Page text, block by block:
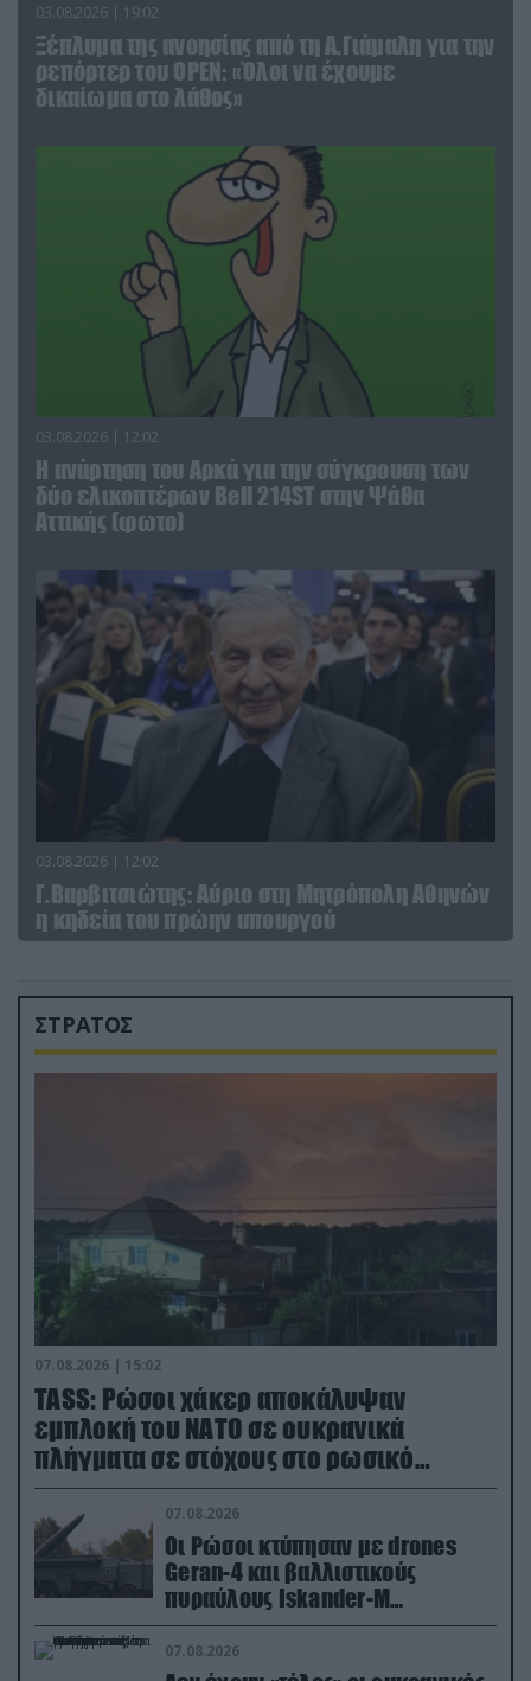
03.08.2026 | 19:02
Ξέπλυμα της ανοησίας από τη Α.Γιάμαλη για την
ρεπόρτερ του ΟΡΕΝ: «Όλοι να έχουμε
δικαίωμα στο λάθος»
03.08.2026 | 12:02
Η ανάρτηση του Αρκά για την σύγκρουση των
δύο ελικοπτέρων Bell 214ST στην Ψάθα
Αττικής (φωτο)
03.08.2026 | 12:02
Γ.Βαρβιτσιώτης: Aύριο στη Μητρόπολη Αθηνών
η κηδεία του πρώην υπουργού
ΣΤΡΑΤΟΣ
07.08.2026 | 15:02
TASS: Ρώσοι χάκερ αποκάλυψαν
εμπλοκή του ΝΑΤΟ σε ουκρανικά
πλήγματα σε στόχους στο ρωσικό
έδαφος!
07.08.2026
Οι Ρώσοι κτύπησαν με drones
Geran-4 και βαλλιστικούς
πυραύλους Iskander-M
ουκρανικό τρένο με στρατιωτικό
εξοπλισμό
07.08.2026